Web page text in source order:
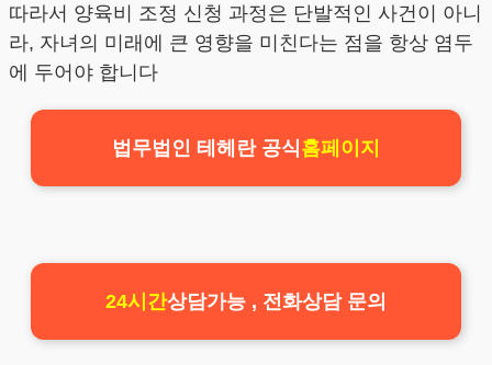
따라서 양육비 조정 신청 과정은 단발적인 사건이 아니
라, 자녀의 미래에 큰 영향을 미친다는 점을 항상 염두
에 두어야 합니다
법무법인 테헤란 공식홈페이지
24시간상담가능 , 전화상담 문의